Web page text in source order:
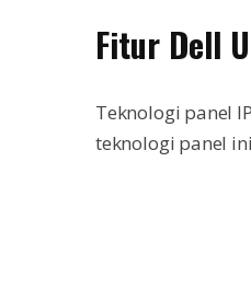
Fitur Dell
Teknologi panel
teknologi panel